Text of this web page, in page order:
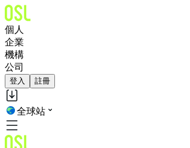
個人
企業
機構
公司
登入 註冊
全球站